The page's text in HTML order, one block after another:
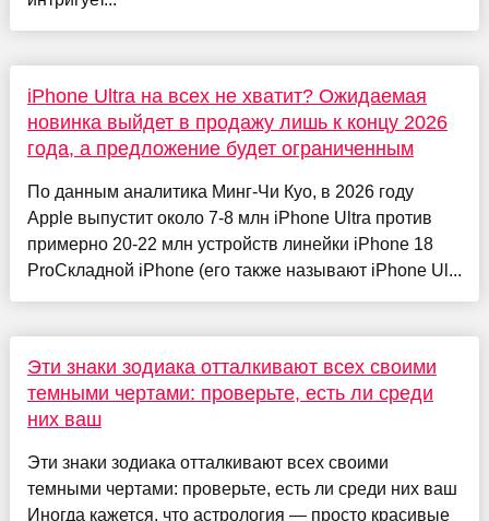
iPhone Ultra на всех не хватит? Ожидаемая
новинка выйдет в продажу лишь к концу 2026
года, а предложение будет ограниченным
По данным аналитика Минг-Чи Куо, в 2026 году
Apple выпустит около 7-8 млн iPhone Ultra против
примерно 20-22 млн устройств линейки iPhone 18
ProСкладной iPhone (его также называют iPhone Ul...
Эти знаки зодиака отталкивают всех своими
темными чертами: проверьте, есть ли среди
них ваш
Эти знаки зодиака отталкивают всех своими
темными чертами: проверьте, есть ли среди них ваш
Иногда кажется, что астрология — просто красивые